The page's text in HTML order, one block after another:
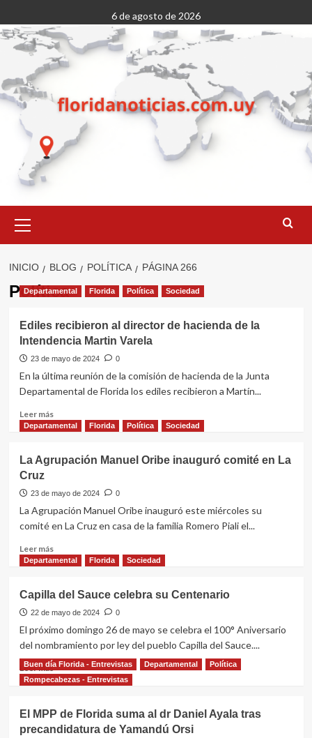
al
contenido
6 de agosto de 2026
primario
INICIO BLOG POLÍTICA PÁGINA 266
Política
Departamental Florida Política Sociedad
Ediles recibieron al director de hacienda de la
Intendencia Martin Varela
23 de mayo de 2024 0
En la última reunión de la comisión de hacienda de la Junta
Departamental de Florida los ediles recibieron a Martín...
Leer másLeer
más
recibieron
director
hacienda
de
Intendencia
Departamental Florida Política Sociedad
La Agrupación Manuel Oribe inauguró comité en La
Cruz
23 de mayo de 2024 0
La Agrupación Manuel Oribe inauguró este miércoles su
comité en La Cruz en casa de la familia Romero Piali el...
Leer másLeer
más
Agrupación
Manuel
Oribe
inauguró
en
La
Departamental Florida Sociedad
Capilla del Sauce celebra su Centenario
22 de mayo de 2024 0
El próximo domingo 26 de mayo se celebra el 100° Aniversario
del nombramiento por ley del pueblo Capilla del Sauce....
Leer másLeer
más
del
Sauce
Buen día Florida - Entrevistas Departamental
Política
Rompecabezas - Entrevistas
El MPP de Florida suma al dr Daniel Ayala tras
precandidatura de Yamandú Orsi